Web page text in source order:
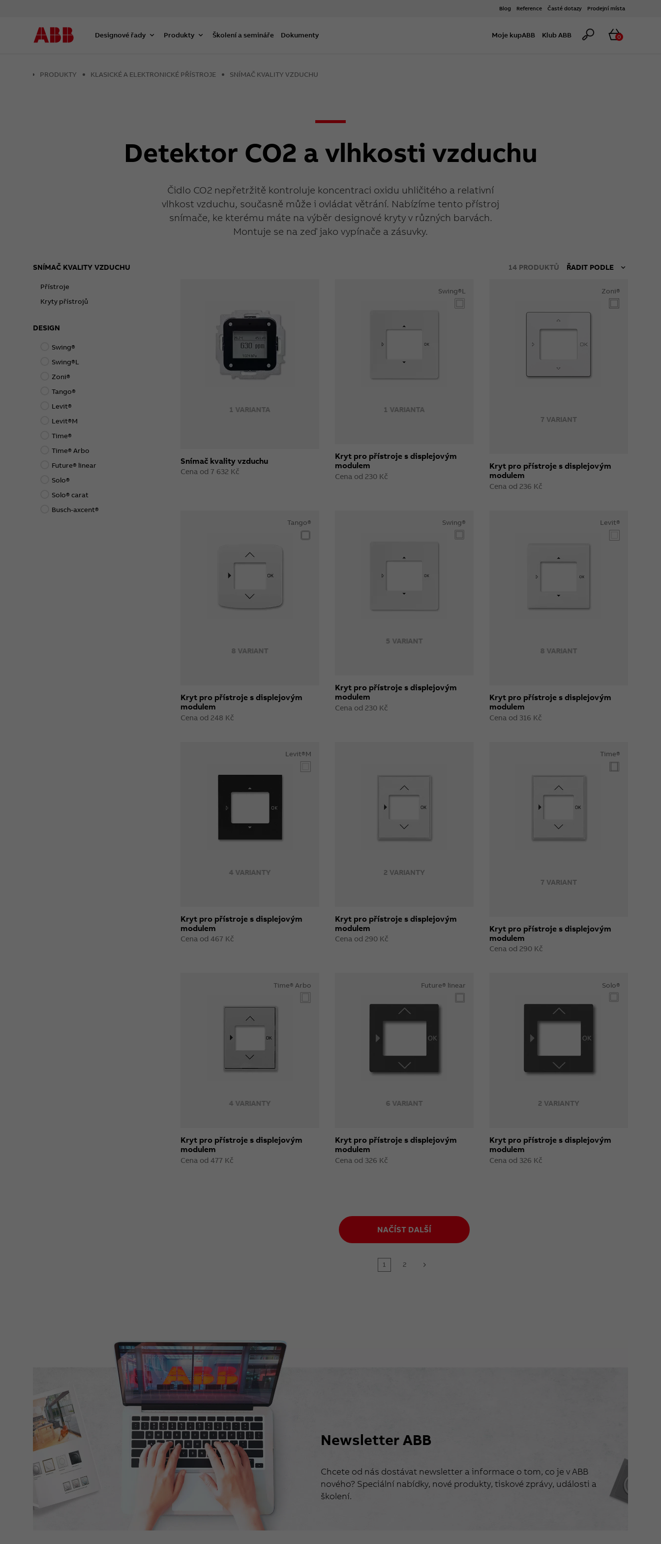
Blog Reference Časté dotazy Prodejní místa
Designové řady Produkty Školení a semináře Dokumenty Moje kupABB Klub ABB Hledat
0
PRODUKTY KLASICKÉ A ELEKTRONICKÉ PŘÍSTROJE SNÍMAČ KVALITY VZDUCHU
Detektor CO2 a vlhkosti vzduchu
Čidlo CO2 nepřetržitě kontroluje koncentraci oxidu uhličitého a relativní
vlhkost vzduchu, současně může i ovládat větrání. Nabízíme tento přístroj
snímače, ke kterému máte na výběr designové kryty v různých barvách.
Montuje se na zeď jako vypínače a zásuvky.
SNÍMAČ KVALITY VZDUCHU
Přístroje
Kryty přístrojů
DESIGN
Swing®
Swing®L
Zoni®
Tango®
Levit®
Levit®M
Time®
Time® Arbo
Future® linear
Solo®
Solo® carat
Busch-axcent®
14PRODUKTŮ ŘADIT PODLE
1 VARIANTA
Snímač kvality vzduchu
Cena od 7 632 Kč
1 VARIANTA
Swing®L
Kryt pro přístroje s displejovým
modulem
Cena od 230 Kč
7 VARIANT
Zoni®
Kryt pro přístroje s displejovým
modulem
Cena od 236 Kč
8 VARIANT
Tango®
Kryt pro přístroje s displejovým
modulem
Cena od 248 Kč
5 VARIANT
Swing®
Kryt pro přístroje s displejovým
modulem
Cena od 230 Kč
8 VARIANT
Levit®
Kryt pro přístroje s displejovým
modulem
Cena od 316 Kč
4 VARIANTY
Levit®M
Kryt pro přístroje s displejovým
modulem
Cena od 467 Kč
2 VARIANTY
Kryt pro přístroje s displejovým
modulem
Cena od 290 Kč
7 VARIANT
Time®
Kryt pro přístroje s displejovým
modulem
Cena od 290 Kč
4 VARIANTY
Time® Arbo
Kryt pro přístroje s displejovým
modulem
Cena od 477 Kč
6 VARIANT
Future® linear
Kryt pro přístroje s displejovým
modulem
Cena od 326 Kč
2 VARIANTY
Solo®
Kryt pro přístroje s displejovým
modulem
Cena od 326 Kč
NAČÍST DALŠÍ
1
2
Newsletter ABB
Chcete od nás dostávat newsletter a informace o tom, co je v ABB
nového? Speciální nabídky, nové produkty, tiskové zprávy, události a
školení.